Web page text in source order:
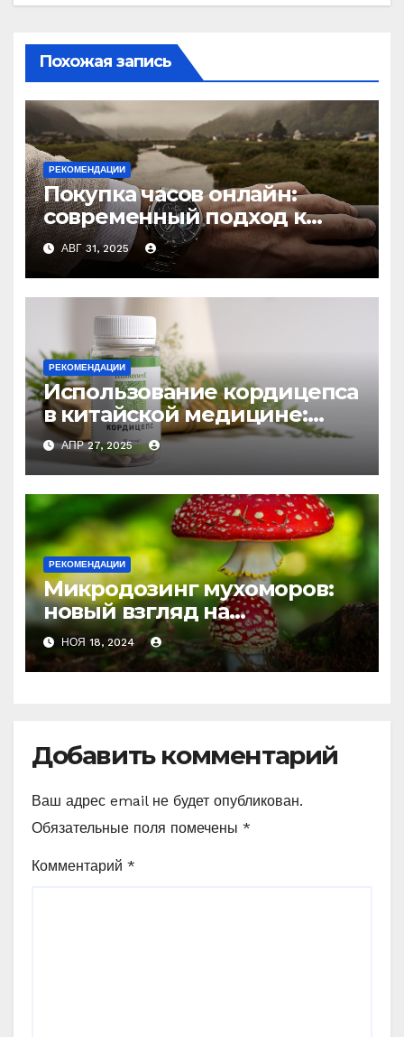
Похожая запись
РЕКОМЕНДАЦИИ
Покупка часов онлайн:
современный подход к
выбору аксессуаров
АВГ 31, 2025
РЕКОМЕНДАЦИИ
Использование кордицепса
в китайской медицине:
природное средство
против усталости и
истощения
АПР 27, 2025
РЕКОМЕНДАЦИИ
Микродозинг мухоморов:
новый взгляд на
психоделику
НОЯ 18, 2024
Добавить комментарий
Ваш адрес email не будет опубликован.
Обязательные поля помечены *
Комментарий *